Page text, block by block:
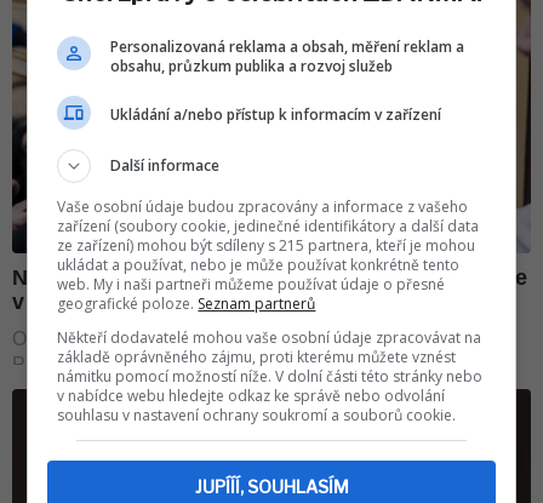
Personalizovaná reklama a obsah, měření reklam a
obsahu, průzkum publika a rozvoj služeb
Ukládání a/nebo přístup k informacím v zařízení
Další informace
Vaše osobní údaje budou zpracovány a informace z vašeho
zařízení (soubory cookie, jedinečné identifikátory a další data
ze zařízení) mohou být sdíleny s 215 partnera, kteří je mohou
ukládat a používat, nebo je může používat konkrétně tento
web. My i naši partneři můžeme používat údaje o přesné
geografické poloze. Seznam partnerů
Někteří dodavatelé mohou vaše osobní údaje zpracovávat na
základě oprávněného zájmu, proti kterému můžete vznést
námitku pomocí možností níže. V dolní části této stránky nebo
v nabídce webu hledejte odkaz ke správě nebo odvolání
souhlasu v nastavení ochrany soukromí a souborů cookie.
JUPÍÍÍ, SOUHLASÍM